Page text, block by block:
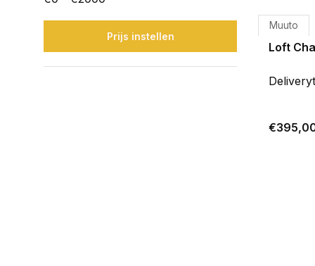
Prijs instellen
Muuto
Loft